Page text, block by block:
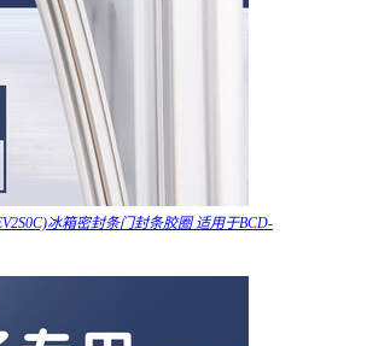
冰箱密封条门封条胶圈 适用于BCD-